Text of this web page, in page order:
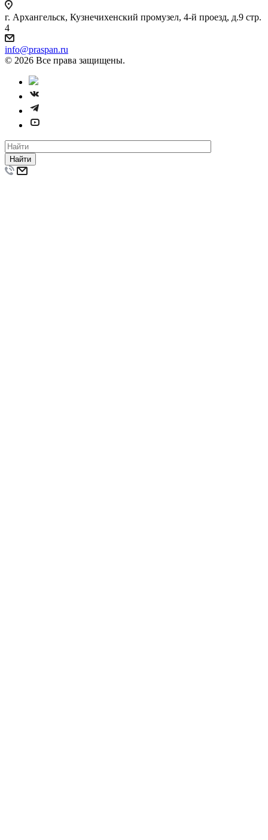
г. Архангельск, Кузнечихенский промузел, 4-й проезд, д.9 стр.
4
info@praspan.ru
© 2026 Все права защищены.
Найти